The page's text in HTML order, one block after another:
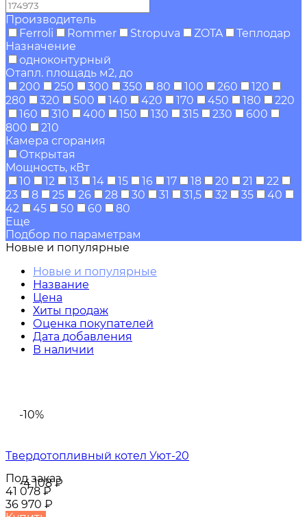
Производитель
Ferroli
Rommer Stropuva ZOTA
Теплодар
Назначение
одноконтурный
Отапл. площадь м2, до
200
250 300 350 80 100 260
120
280
320 500 140 420 170 450 180
220
160
310 400 150 130 315 230
600
800
210
Камера сгорания
Открытая
Мощность, кВт
10
12 13 14 15 16 17 18 20 21
22
23
8 25 26 28 30 31 31,5 32 35
40
42
45 50 60
80
Еще
Подбор по параметрам
Новые и популярные
Новые и популярные
Название
Цена
Хиты продаж
Оценка покупателей
Дата добавления
В наличии
-10%
-4 108₽
Твердотопливный котел Уют-20
Под заказ
41 078₽
36 970 ₽